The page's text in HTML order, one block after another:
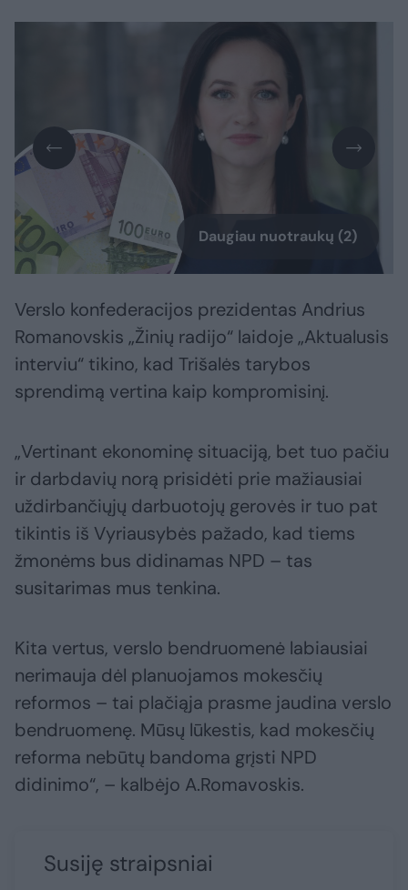
Daugiau nuotraukų (2)
Verslo konfederacijos prezidentas Andrius
Romanovskis „Žinių radijo“ laidoje „Aktualusis
interviu“ tikino, kad Trišalės tarybos
sprendimą vertina kaip kompromisinį.
„Vertinant ekonominę situaciją, bet tuo pačiu
ir darbdavių norą prisidėti prie mažiausiai
uždirbančiųjų darbuotojų gerovės ir tuo pat
tikintis iš Vyriausybės pažado, kad tiems
žmonėms bus didinamas NPD – tas
susitarimas mus tenkina.
Kita vertus, verslo bendruomenė labiausiai
nerimauja dėl planuojamos mokesčių
reformos – tai plačiąja prasme jaudina verslo
bendruomenę. Mūsų lūkestis, kad mokesčių
reforma nebūtų bandoma grįsti NPD
didinimo“, – kalbėjo A.Romavoskis.
Susiję straipsniai